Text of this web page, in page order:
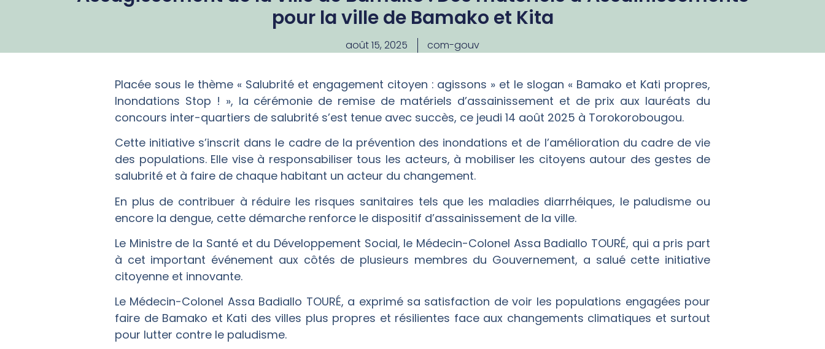
pour la ville de Bamako et Kita
août 15, 2025 com-gouv
Placée sous le thème « Salubrité et engagement citoyen : agissons » et le slogan « Bamako et Kati propres,
Inondations Stop ! », la cérémonie de remise de matériels d’assainissement et de prix aux lauréats du
concours inter-quartiers de salubrité s’est tenue avec succès, ce jeudi 14 août 2025 à Torokorobougou.
Cette initiative s’inscrit dans le cadre de la prévention des inondations et de l’amélioration du cadre de vie
des populations. Elle vise à responsabiliser tous les acteurs, à mobiliser les citoyens autour des gestes de
salubrité et à faire de chaque habitant un acteur du changement.
En plus de contribuer à réduire les risques sanitaires tels que les maladies diarrhéiques, le paludisme ou
encore la dengue, cette démarche renforce le dispositif d’assainissement de la ville.
Le Ministre de la Santé et du Développement Social, le Médecin-Colonel Assa Badiallo TOURÉ, qui a pris part
à cet important événement aux côtés de plusieurs membres du Gouvernement, a salué cette initiative
citoyenne et innovante.
Le Médecin-Colonel Assa Badiallo TOURÉ, a exprimé sa satisfaction de voir les populations engagées pour
faire de Bamako et Kati des villes plus propres et résilientes face aux changements climatiques et surtout
pour lutter contre le paludisme.